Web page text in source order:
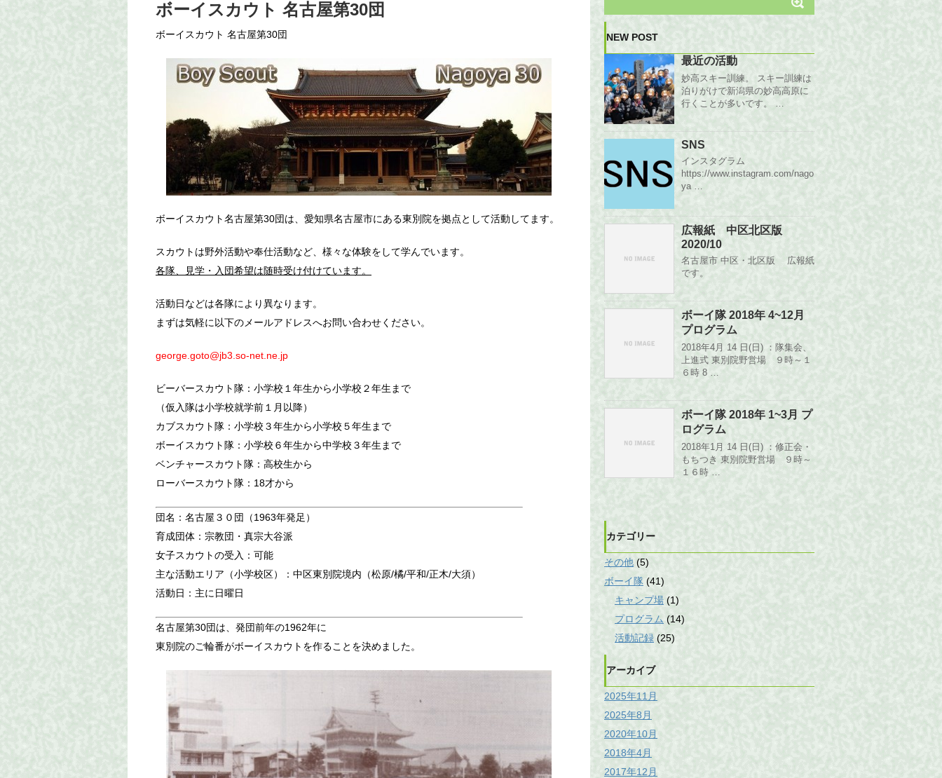
ボーイスカウト 名古屋第30団
ボーイスカウト 名古屋第30団
ボーイスカウト名古屋第30団は、愛知県名古屋市にある東別院を拠点として活動してます。
スカウトは野外活動や奉仕活動など、様々な体験をして学んでいます。
各隊、見学・入団希望は随時受け付けています。
活動日などは各隊により異なります。
まずは気軽に以下のメールアドレスへお問い合わせください。
george.goto@jb3.so-net.ne.jp
ビーバースカウト隊：小学校１年生から小学校２年生まで
（仮入隊は小学校就学前１月以降）
カブスカウト隊：小学校３年生から小学校５年生まで
ボーイスカウト隊：小学校６年生から中学校３年生まで
ベンチャースカウト隊：高校生から
ローバースカウト隊：18才から
団名：名古屋３０団（1963年発足）
育成団体：宗教団・真宗大谷派
女子スカウトの受入：可能
主な活動エリア（小学校区）：中区東別院境内（松原/橘/平和/正木/大須）
活動日：主に日曜日
名古屋第30団は、発団前年の1962年に
東別院のご輪番がボーイスカウトを作ることを決めました。
NEW POST
最近の活動
妙高スキー訓練。 スキー訓練は
泊りがけで新潟県の妙高高原に
行くことが多いです。 …
SNS
インスタグラム
https://www.instagram.com/nago
ya …
広報紙 中区北区版
2020/10
名古屋市 中区・北区版 広報紙
です。
ボーイ隊 2018年 4~12月
プログラム
2018年4月 14 日(日) ：隊集会、
上進式 東別院野営場 ９時～１
６時 8 …
ボーイ隊 2018年 1~3月 プ
ログラム
2018年1月 14 日(日) ：修正会・
もちつき 東別院野営場 ９時～
１６時 …
カテゴリー
その他 (5)
ボーイ隊 (41)
キャンプ場 (1)
プログラム (14)
活動記録 (25)
アーカイブ
2025年11月
2025年8月
2020年10月
2018年4月
2017年12月